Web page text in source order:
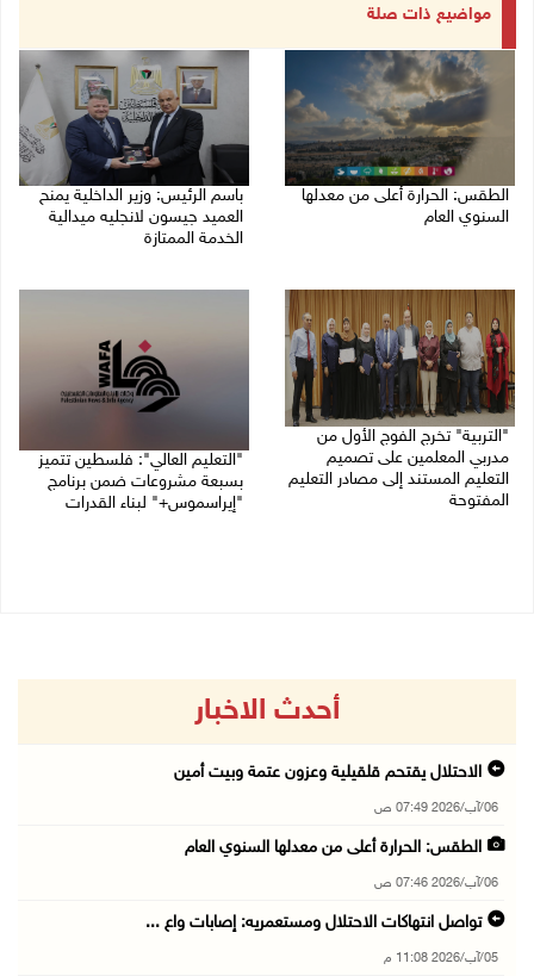
مواضيع ذات صلة
الطقس: الحرارة أعلى من معدلها
السنوي العام
باسم الرئيس: وزير الداخلية يمنح
العميد جيسون لانجليه ميدالية
الخدمة الممتازة
"التربية" تخرج الفوج الأول من
مدربي المعلمين على تصميم
التعليم المستند إلى مصادر التعليم
المفتوحة
"التعليم العالي": فلسطين تتميز
بسبعة مشروعات ضمن برنامج
"إيراسموس+" لبناء القدرات
أحدث الاخبار
الاحتلال يقتحم قلقيلية وعزون عتمة وبيت أمين
06/آب/2026 07:49 ص
الطقس: الحرارة أعلى من معدلها السنوي العام
06/آب/2026 07:46 ص
تواصل انتهاكات الاحتلال ومستعمريه: إصابات واع ...
05/آب/2026 11:08 م